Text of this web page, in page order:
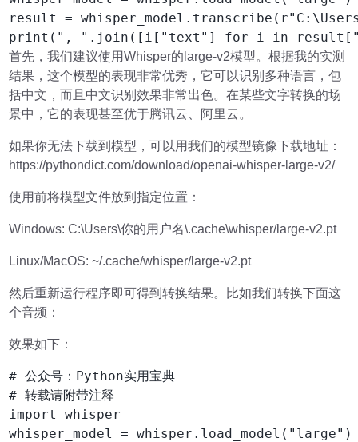
result =
print(", ".join([i["text"] for i in
首先，我们建议使用Whisper的large-v2模型。根据我的实测
结果，这个模型的表现非常优秀，它可以识别多种语言，包
括中文，而且中文识别效果非常出色。在某些文字转换的场
景中，它的表现甚至优于腾讯云、阿里云。
如果你无法下载到模型，可以用我们的模型镜像下载地址：
https://pythondict.com/download/openai-whisper-large-v2/
使用前将模型文件放到指定位置：
Windows: C:\Users\你的用户名\.cache\whisper/large-v2.pt
Linux/MacOS: ~/.cache/whisper/large-v2.pt
然后重新运行程序即可得到转换结果。比如我们转换下面这
个音频：
效果如下：
# 公众号：Python实用宝典
# 转载请附带注释
import whisper
whisper_model = whisper.load_model("large")